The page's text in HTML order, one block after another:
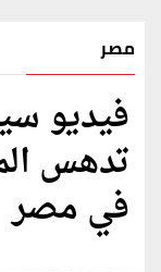
مصر
فيديو
تدهس
في مصر